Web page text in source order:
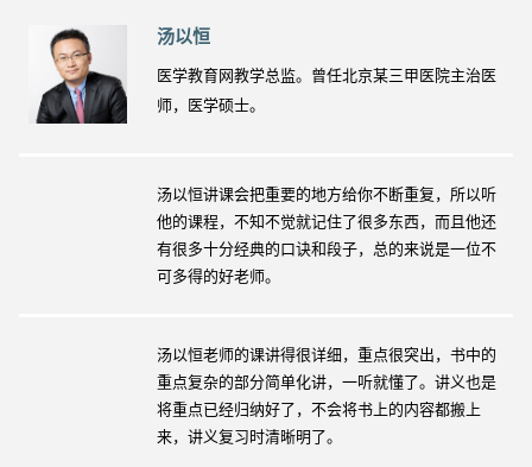
汤以恒
医学教育网教学总监。曾任北京某三甲医院主治医
师，医学硕士。
汤以恒讲课会把重要的地方给你不断重复，所以听
他的课程，不知不觉就记住了很多东西，而且他还
有很多十分经典的口诀和段子，总的来说是一位不
可多得的好老师。
汤以恒老师的课讲得很详细，重点很突出，书中的
重点复杂的部分简单化讲，一听就懂了。讲义也是
将重点已经归纳好了，不会将书上的内容都搬上
来，讲义复习时清晰明了。